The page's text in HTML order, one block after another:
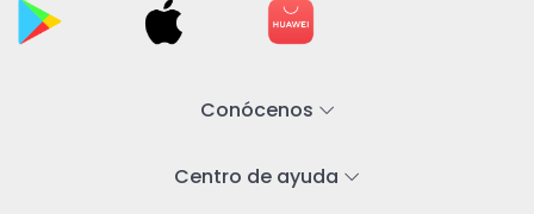
Conócenos
Centro de ayuda